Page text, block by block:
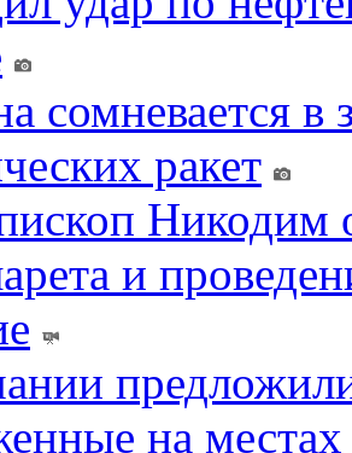
сомневается в
ракет
и
на